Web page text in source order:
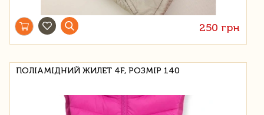
250 грн
ПОЛІАМІДНИЙ ЖИЛЕТ 4F, РОЗМІР 140